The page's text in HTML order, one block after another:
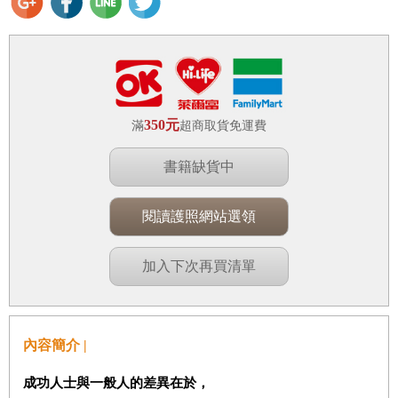
滿350元超商取貨免運費
書籍缺貨中
閱讀護照網站選領
加入下次再買清單
內容簡介 |
成功人士與一般人的差異在於，